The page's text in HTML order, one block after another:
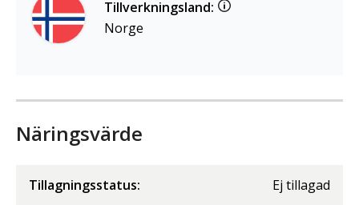
Tillverkningsland:
Norge
Näringsvärde
Tillagningsstatus: Ej tillagad